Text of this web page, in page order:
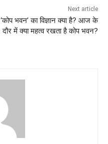
Next article
‘कोप भवन’ का विज्ञान क्या है? आज के
दौर में क्या महत्व रखता है कोप भवन?